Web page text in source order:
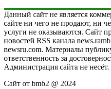
Данный сайт не является
сайте ни чего не продают, ни
услуги не оказываются. Сайт
новостей RSS канала
newsru.com. Материалы
ответственность за
Администрация сайта не несёт.
Сайт от bmb2 @ 2024